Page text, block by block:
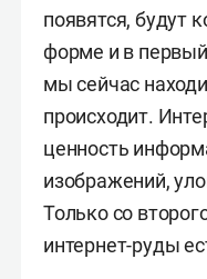
появятся, будут
форме и в
мы сейчас
происходит.
ценность
изображений,
Только со
интернет-руды